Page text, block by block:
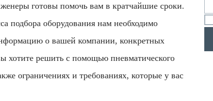
готовы помочь вам в кратчайшие сроки.
подбора оборудования нам необходимо
о вашей компании, конкретных
хотите решить с помощью пневматического
ограничениях и требованиях, которые у вас